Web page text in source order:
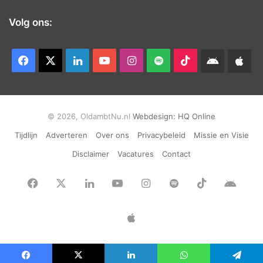
Volg ons:
Facebook LinkedInYouTubeInstagram
Spotify TikTokAndroid
© 2026, OldambtNu.nl Webdesign: HQ Online
Tijdlijn
Adverteren Over ons Privacybeleid
Missie en Visie
Disclaimer
Vacatures Contact
Facebook LinkedInYouTubeInstagram
Spotify TikTok
App